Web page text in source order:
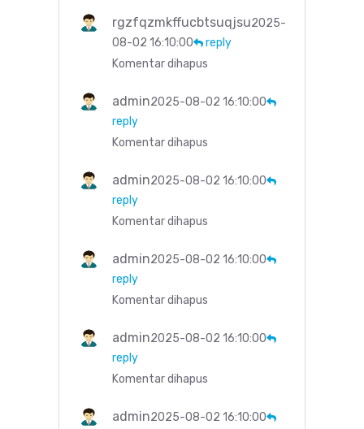
rgzfqzmkffucbtsuqjsu2025-
08-02 16:10:00
reply
Komentar dihapus
admin2025-08-02 16:10:00
reply
Komentar dihapus
admin2025-08-02 16:10:00
reply
Komentar dihapus
admin2025-08-02 16:10:00
reply
Komentar dihapus
admin2025-08-02 16:10:00
reply
Komentar dihapus
admin2025-08-02 16:10:00